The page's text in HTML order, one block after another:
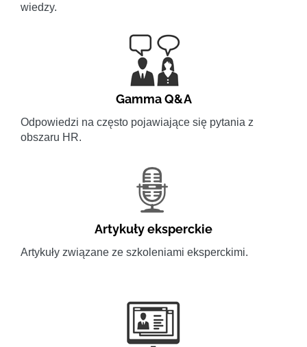
wiedzy.
Gamma Q&A
Odpowiedzi na często pojawiające się pytania z
obszaru HR.
Artykuły eksperckie
Artykuły związane ze szkoleniami eksperckimi.